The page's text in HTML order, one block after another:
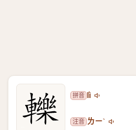
拼音 lì
注音 ㄌㄧˋ